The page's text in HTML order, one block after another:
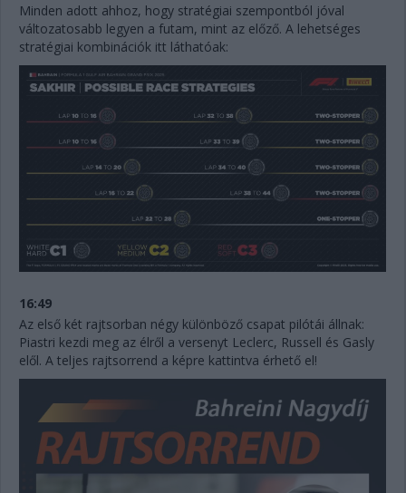
Minden adott ahhoz, hogy stratégiai szempontból jóval
változatosabb legyen a futam, mint az előző. A lehetséges
stratégiai kombinációk itt láthatóak:
16:49
Az első két rajtsorban négy különböző csapat pilótái állnak:
Piastri kezdi meg az élről a versenyt Leclerc, Russell és Gasly
elől. A teljes rajtsorrend a képre kattintva érhető el!